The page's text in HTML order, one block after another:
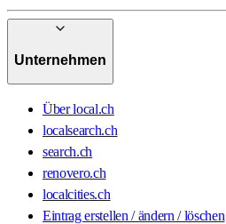
Unternehmen
Über local.ch
localsearch.ch
search.ch
renovero.ch
localcities.ch
Eintrag erstellen / ändern / löschen